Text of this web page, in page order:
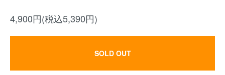
4,900円(税込5,390円)
SOLD OUT